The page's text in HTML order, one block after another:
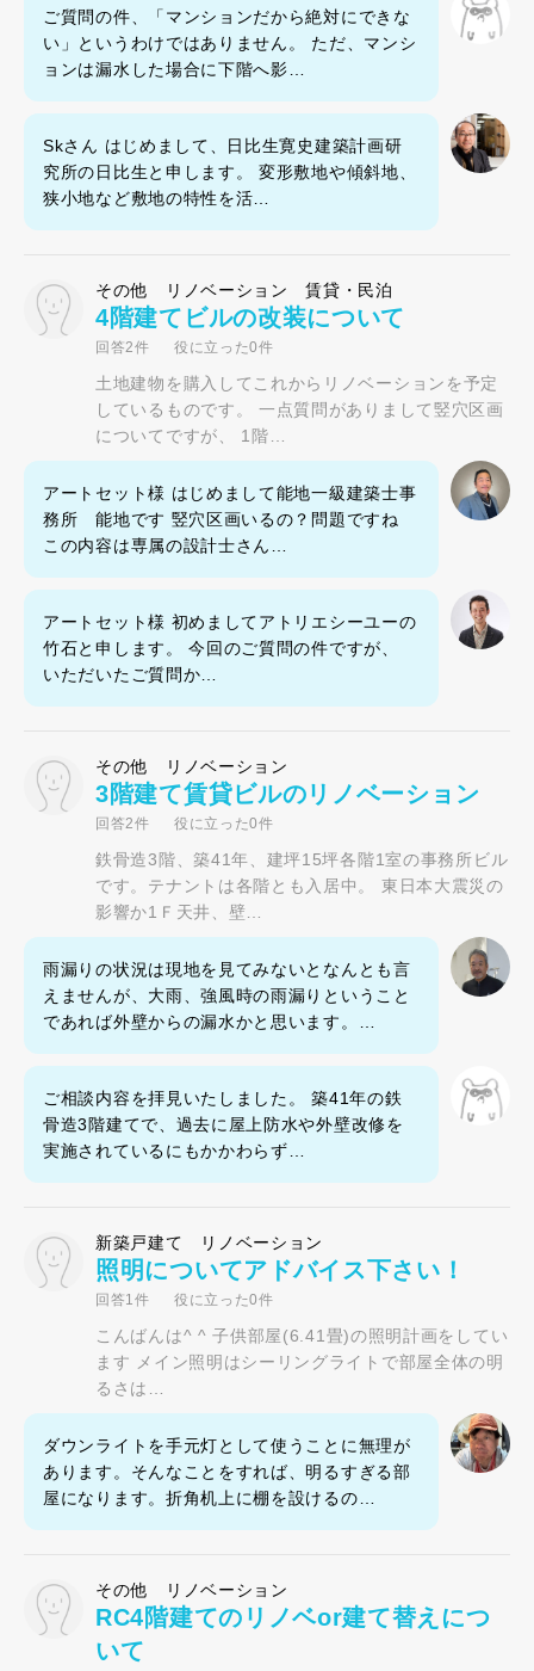
ご質問の件、「マンションだから絶対にできな
い」というわけではありません。 ただ、マンシ
ョンは漏水した場合に下階へ影…
Skさん はじめまして、日比生寛史建築計画研
究所の日比生と申します。 変形敷地や傾斜地、
狭小地など敷地の特性を活…
その他 リノベーション 賃貸・民泊
4階建てビルの改装について
回答2件 役に立った0件
土地建物を購入してこれからリノベーションを予定
しているものです。 一点質問がありまして竪穴区画
についてですが、 1階…
アートセット様 はじめまして能地一級建築士事
務所 能地です 竪穴区画いるの？問題ですね
この内容は専属の設計士さん…
アートセット様 初めましてアトリエシーユーの
竹石と申します。 今回のご質問の件ですが、
いただいたご質問か…
その他 リノベーション
3階建て賃貸ビルのリノベーション
回答2件 役に立った0件
鉄骨造3階、築41年、建坪15坪各階1室の事務所ビル
です。テナントは各階とも入居中。 東日本大震災の
影響か1Ｆ天井、壁…
雨漏りの状況は現地を見てみないとなんとも言
えませんが、大雨、強風時の雨漏りということ
であれば外壁からの漏水かと思います。…
ご相談内容を拝見いたしました。 築41年の鉄
骨造3階建てで、過去に屋上防水や外壁改修を
実施されているにもかかわらず…
新築戸建て リノベーション
照明についてアドバイス下さい！
回答1件 役に立った0件
こんばんは^ ^ 子供部屋(6.41畳)の照明計画をしてい
ます メイン照明はシーリングライトで部屋全体の明
るさは…
ダウンライトを手元灯として使うことに無理が
あります。そんなことをすれば、明るすぎる部
屋になります。折角机上に棚を設けるの…
その他 リノベーション
RC4階建てのリノベor建て替えにつ
いて